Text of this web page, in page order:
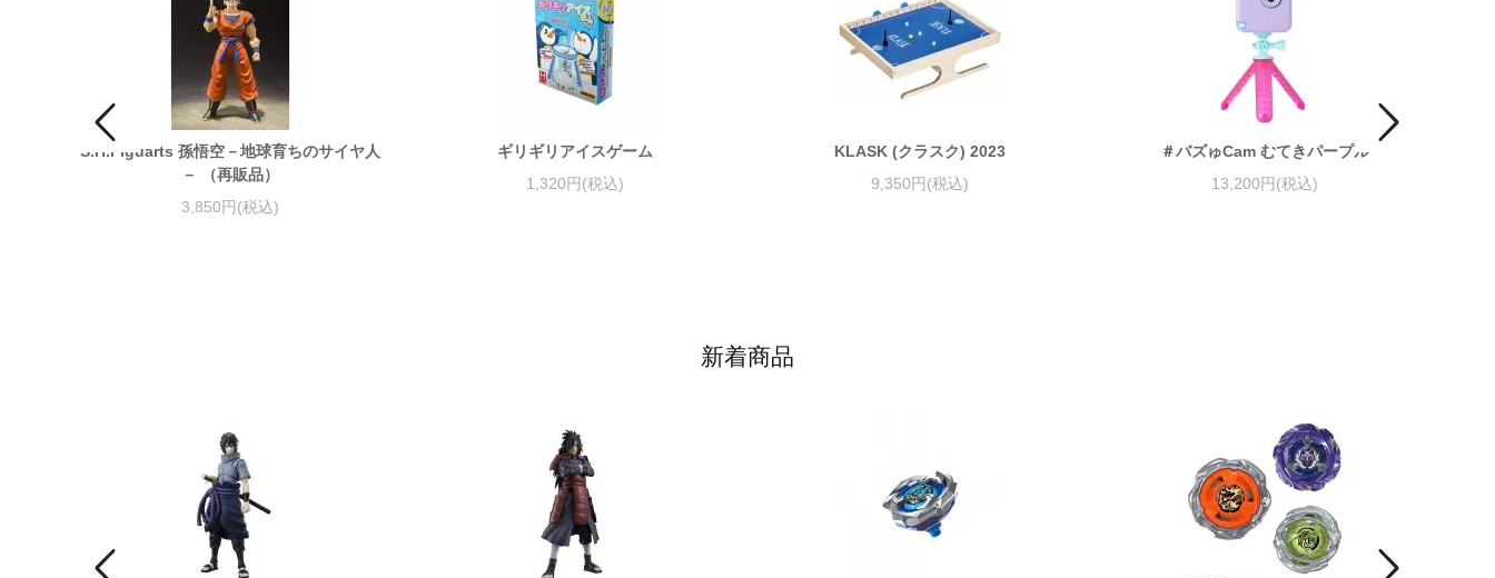
S.H.Figuarts 孫悟空－地球育ちのサイヤ人
－ （再販品）
3,850円(税込)
ギリギリアイスゲーム
1,320円(税込)
KLASK (クラスク) 2023
9,350円(税込)
＃バズゅCam むてきパープル
13,200円(税込)
新着商品